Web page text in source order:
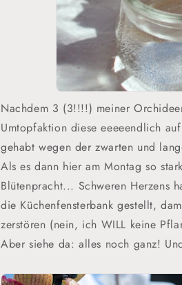
Nachdem 3 (3!!!!) meiner
Umtopfaktion diese eeeeendlich
gehabt wegen der zwarten und
Als es dann hier am Montag so
Blütenpracht... Schweren Herzens
die Küchenfensterbank gestellt,
zerstören (nein, ich WILL keine
Aber siehe da: alles noch ganz!